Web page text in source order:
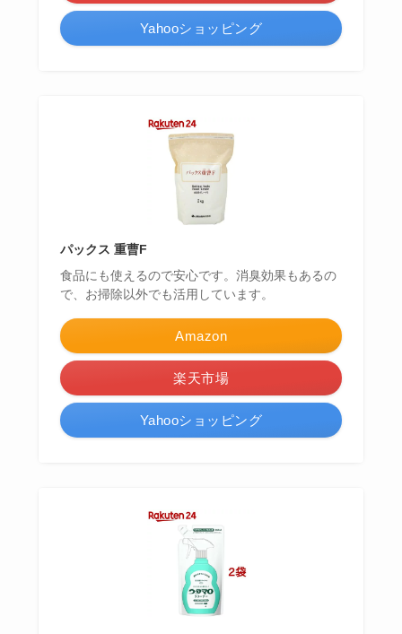
Yahooショッピング
パックス 重曹F
食品にも使えるので安心です。消臭効果もあるの
で、お掃除以外でも活用しています。
Amazon
楽天市場
Yahooショッピング